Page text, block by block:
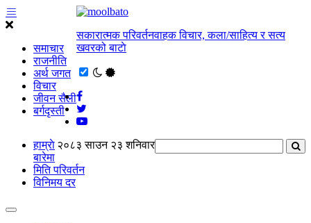
समाचार
राजनीति
अर्थ जगत
विचार
जीवन सैली
बर्गदृस्ती
सकारात्मक परिवर्तनवाहक विचार, कला/साहित्य र सत्य
खवरको बाटाे
२०८३ साउन २३ शनिवार
हाम्राे
बारेमा
मिति परिवर्तन
विनिमय दर